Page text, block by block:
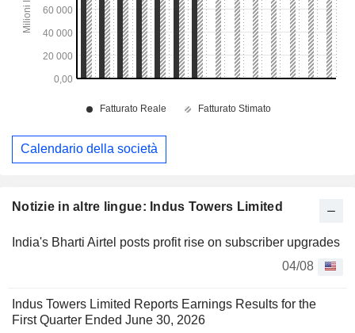
Notizie in altre lingue: Indus Towers Limited
India's Bharti Airtel posts profit rise on subscriber upgrades
04/08
Indus Towers Limited Reports Earnings Results for the
First Quarter Ended June 30, 2026
Calendario della società